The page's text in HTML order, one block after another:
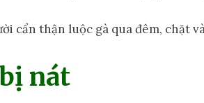
cẩn thận luộc gà qua đêm, chặt
nát